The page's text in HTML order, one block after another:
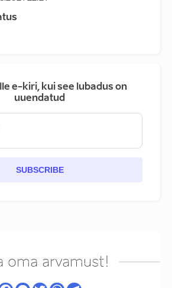
e-kiri, kui see lubadus on
uuendatud
SUBSCRIBE
oma arvamust!